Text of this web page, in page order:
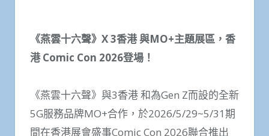
《燕雲十六聲》 X 3香港 與MO+主題展區，香
港 Comic Con 2026登場！
《燕雲十六聲》與3香港 和為Gen Z而設的全新
5G服務品牌MO+合作，於2026/5/29~5/31期
間在香港展會盛事Comic Con 2026聯合推出